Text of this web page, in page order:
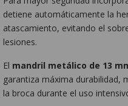
detiene automáticamente la
atascamiento, evitando el
lesiones.
El mandril metálico de 13
garantiza máxima durabilidad,
la broca durante el uso